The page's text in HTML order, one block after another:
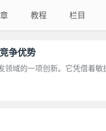
教程 栏目
争优势
域的一项创新。它凭借着